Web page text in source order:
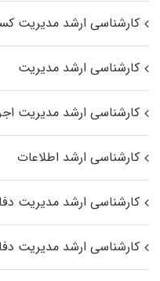
کارشناسی ارشد مدیریت
کارشناسی ارشد مدیریت
کارشناسی ارشد مدیریت
کارشناسی ارشد اطلاعات
کارشناسی ارشد مدیریت
کارشناسی ارشد مدیریت